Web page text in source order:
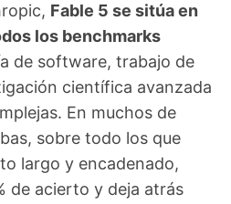
Fable 5 se sitúa en
los benchmarks
de software, trabajo de
científica avanzada
En muchos de
sobre todo los que
largo y encadenado,
de acierto y deja atrás